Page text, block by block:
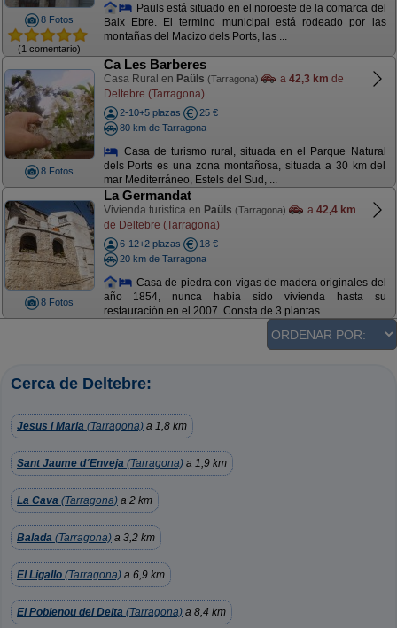
8 Fotos
(1 comentario)
Paüls está situado en el noroeste de la comarca del
Baix Ebre. El termino municipal está rodeado por las
montañas del Macizo dels Ports, las ...
8 Fotos
Ca Les Barberes
Casa Rural en Paüls (Tarragona) a 42,3 km de
Deltebre (Tarragona)
2-10+5 plazas
25 €
80 km de Tarragona
Casa de turismo rural, situada en el Parque Natural
dels Ports es una zona montañosa, situada a 30 km del
mar Mediterráneo, Estels del Sud, ...
8 Fotos
La Germandat
Vivienda turística en Paüls (Tarragona) a 42,4 km
de Deltebre (Tarragona)
6-12+2 plazas
18 €
20 km de Tarragona
Casa de piedra con vigas de madera originales del
año 1854, nunca habia sido vivienda hasta su
restauración en el 2007. Consta de 3 plantas. ...
Cerca de Deltebre:
Jesus i Maria (Tarragona) a 1,8 km
Sant Jaume d´Enveja (Tarragona) a 1,9 km
La Cava (Tarragona) a 2 km
Balada (Tarragona) a 3,2 km
El Ligallo (Tarragona) a 6,9 km
El Poblenou del Delta (Tarragona) a 8,4 km